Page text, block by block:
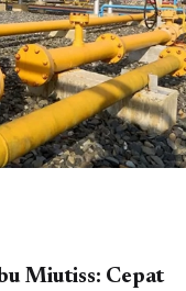
Miutiss: Cepat